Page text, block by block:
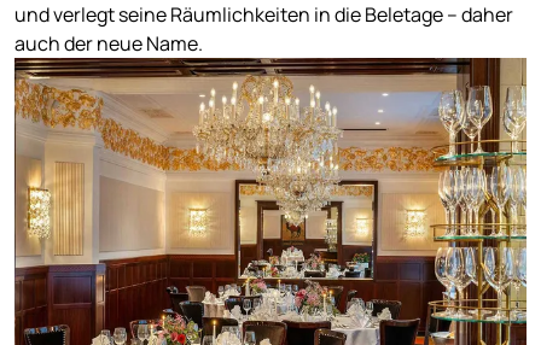
und verlegt seine Räumlichkeiten in die Beletage – daher
auch der neue Name.